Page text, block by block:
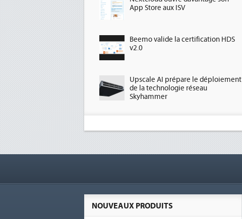
App Store aux ISV
Beemo valide la certification HDS
v2.0
Upscale AI prépare le déploiement
de la technologie réseau
Skyhammer
NOUVEAUX PRODUITS